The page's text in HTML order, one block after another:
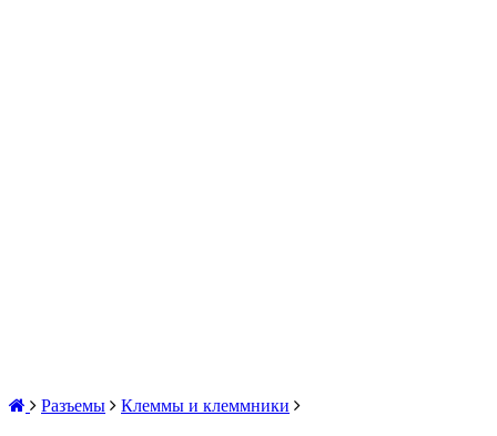
Разъемы Клеммы и клеммники